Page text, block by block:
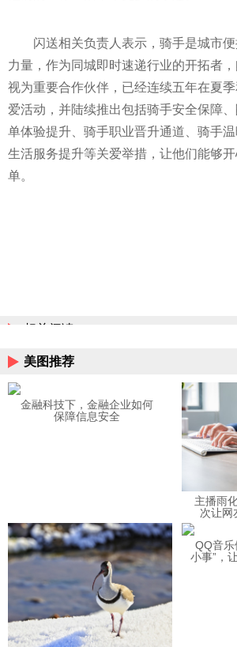
闪送相关负责人表示，骑手是城市
力量，作为同城即时速递行业的开拓者
视为重要合作伙伴，已经连续五年在夏
爱活动，并陆续推出包括骑手安全保障
单体验提升、骑手职业晋升通道、骑手
生活服务提升等关爱举措，让他们能够
单。
相关阅读
美图推荐
金融科技下，金融企业如何
保障信息安全
主播雨
次让网
QQ音乐
小事”，